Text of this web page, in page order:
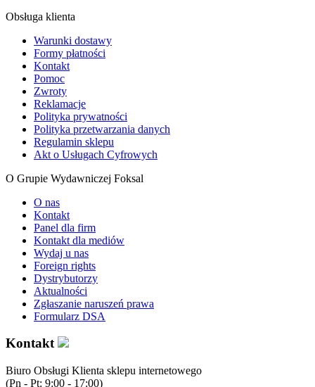
Obsługa klienta
Warunki dostawy
Formy płatności
Kontakt
Pomoc
Zwroty
Reklamacje
Polityka prywatności
Polityka przetwarzania danych
Regulamin sklepu
Akt o Usługach Cyfrowych
O Grupie Wydawniczej Foksal
O nas
Kontakt
Panel dla firm
Kontakt dla mediów
Wydaj u nas
Foreign rights
Dystrybutorzy
Aktualności
Zgłaszanie naruszeń prawa
Formularz DSA
Kontakt
Biuro Obsługi Klienta sklepu internetowego
(Pn - Pt: 9:00 - 17:00)